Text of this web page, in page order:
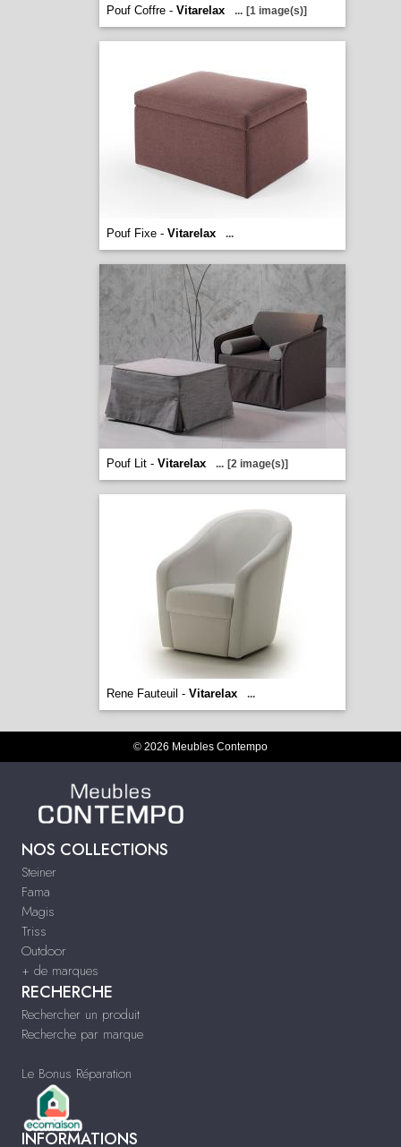
Pouf Coffre - Vitarelax ... [1 image(s)]
Pouf Fixe - Vitarelax ...
Pouf Lit - Vitarelax ... [2 image(s)]
Rene Fauteuil - Vitarelax ...
© 2026 Meubles Contempo
NOS COLLECTIONS
Steiner
Fama
Magis
Triss
Outdoor
+ de marques
RECHERCHE
Rechercher un produit
Recherche par marque
Le Bonus Réparation
INFORMATIONS